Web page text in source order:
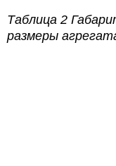
Таблица 2
размеры